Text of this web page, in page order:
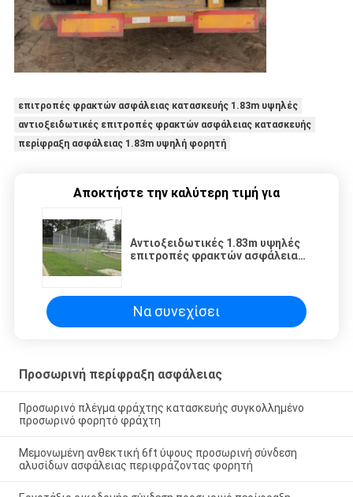
επιτροπές φρακτών ασφάλειας κατασκευής 1.83m υψηλές
αντιοξειδωτικές επιτροπές φρακτών ασφάλειας κατασκευής
περίφραξη ασφάλειας 1.83m υψηλή φορητή
Αποκτήστε την καλύτερη τιμή για
Αντιοξειδωτικές 1.83m υψηλές
επιτροπές φρακτών ασφάλειας
Να συνεχίσει
Προσωρινή περίφραξη ασφάλειας
Προσωρινό πλέγμα φράχτης κατασκευής συγκολλημένο
προσωρινό φορητό φράχτη
Μεμονωμένη ανθεκτική 6ft ύψους προσωρινή σύνδεση
αλυσίδων ασφάλειας περιφράζοντας φορητή